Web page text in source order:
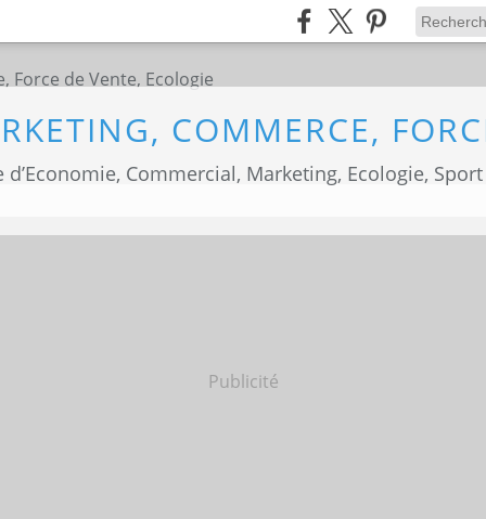
d’Economie, Commercial, Marketing, Ecologie,
Publicité